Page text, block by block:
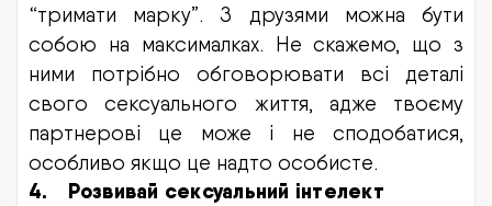
“тримати марку”. З друзями можна бути
собою на максималках. Не скажемо, що з
ними потрібно обговорювати всі деталі
свого сексуального життя, адже твоєму
партнерові це може і не сподобатися,
особливо якщо це надто особисте.
4. Розвивай сексуальний інтелект